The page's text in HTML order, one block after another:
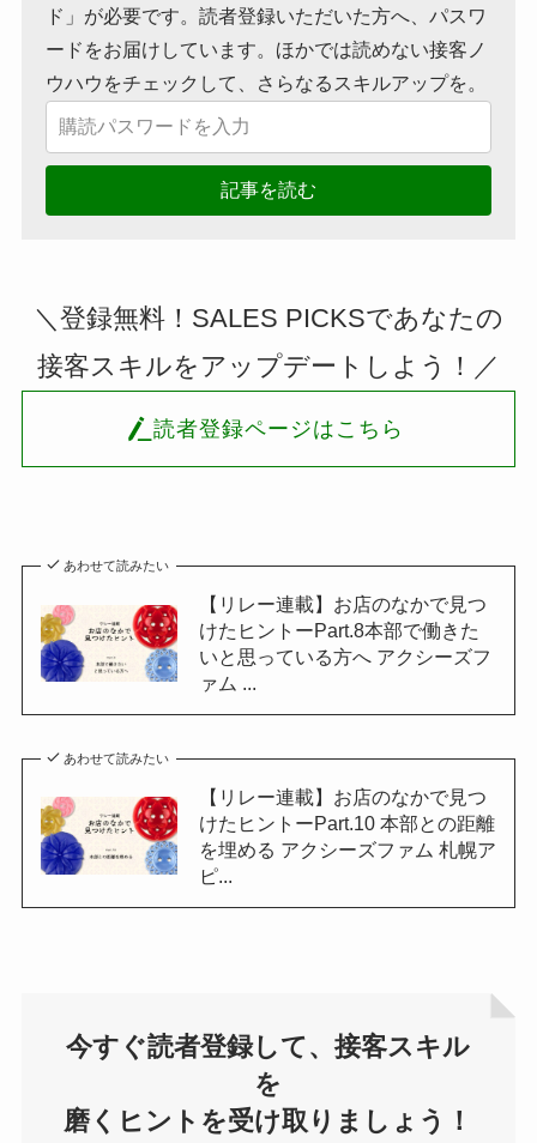
ド」が必要です。読者登録いただいた方へ、パスワ
ードをお届けしています。ほかでは読めない接客ノ
ウハウをチェックして、さらなるスキルアップを。
記事を読む
＼登録無料！SALES PICKSであなたの
接客スキルをアップデートしよう！／
読者登録ページはこちら
あわせて読みたい
【リレー連載】お店のなかで見つ
けたヒントーPart.8本部で働きた
いと思っている方へ アクシーズフ
ァム ...
あわせて読みたい
【リレー連載】お店のなかで見つ
けたヒントーPart.10 本部との距離
を埋める アクシーズファム 札幌ア
ピ...
今すぐ読者登録して、接客スキル
を
磨くヒントを受け取りましょう！